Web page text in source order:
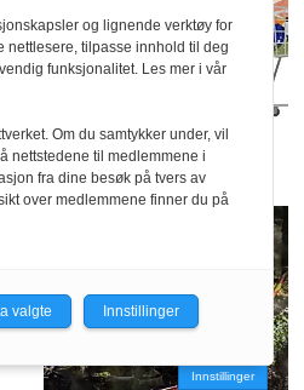
Innstillinger
og lignende verktøy for
nettlesere, tilpasse innhold til deg
funksjonalitet. Les mer i vår
Om du samtykker under, vil
nettstedene til medlemmene i
fra dine besøk på tvers av
over medlemmene finner du på
valgte Innstillinger